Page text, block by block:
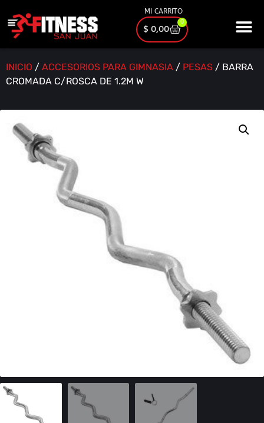
MI CARRITO
$ 0,00
0
INICIO / ACCESORIOS PARA GIMNASIA / PESAS / BARRA
CROMADA C/ROSCA DE 1.2M W